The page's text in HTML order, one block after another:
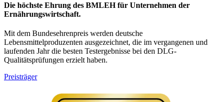
Die höchste Ehrung des BMLEH für Unternehmen der
Ernährungswirtschaft.
Mit dem Bundesehrenpreis werden deutsche
Lebensmittelproduzenten ausgezeichnet, die im vergangenen und
laufenden Jahr die besten Testergebnisse bei den DLG-
Qualitätsprüfungen erzielt haben.
Preisträger